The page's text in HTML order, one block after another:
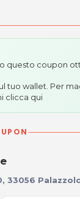
questo coupon
tuo wallet. Per
clicca qui
33056